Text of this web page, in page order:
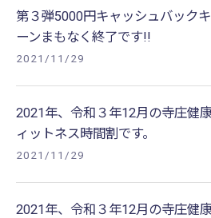
第３弾5000円キャッシュバック
ーンまもなく終了です!!
2021/11/29
2021年、令和３年12月の寺庄健
ィットネス時間割です。
2021/11/29
2021年、令和３年12月の寺庄健